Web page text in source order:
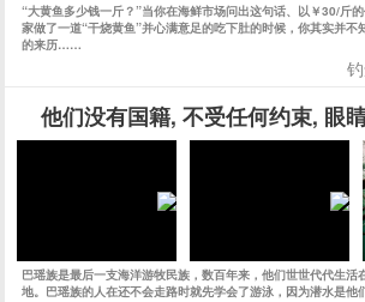
“大黄鱼多少钱一斤？”当你在海鲜市场问出这句话、以￥30/斤
家做了一道“干烧黄鱼”并心满意足的吃下肚的时候，你其实并不
的来历……
他们没有国籍, 不受任何约束, 眼
巴瑶族是最后一支海洋游牧民族，数百年来，他们世世代代生活
地。巴瑶族的人在还不会走路时就先学会了游泳，因为潜水是他